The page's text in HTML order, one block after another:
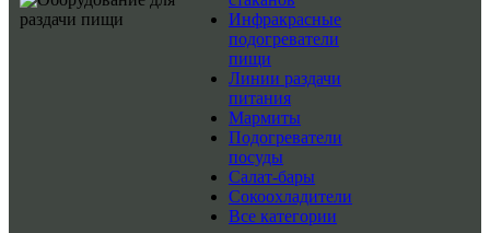
Инфракрасные
подогреватели
пищи
Линии раздачи
питания
Мармиты
Подогреватели
посуды
Салат-бары
Сокоохладители
Все категории